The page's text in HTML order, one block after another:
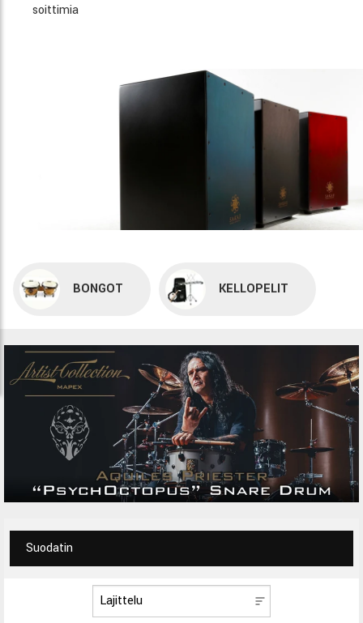
soittimia
BONGOT KELLOPELIT
Suodatin